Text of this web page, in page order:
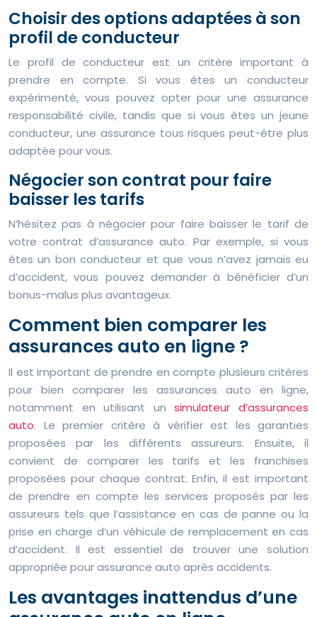
Choisir des options adaptées à son
profil de conducteur
Le profil de conducteur est un critère important à
prendre en compte. Si vous êtes un conducteur
expérimenté, vous pouvez opter pour une assurance
responsabilité civile, tandis que si vous êtes un jeune
conducteur, une assurance tous risques peut-être plus
adaptée pour vous.
Négocier son contrat pour faire
baisser les tarifs
N’hésitez pas à négocier pour faire baisser le tarif de
votre contrat d’assurance auto. Par exemple, si vous
êtes un bon conducteur et que vous n’avez jamais eu
d’accident, vous pouvez demander à bénéficier d’un
bonus-malus plus avantageux.
Comment bien comparer les
assurances auto en ligne ?
Il est important de prendre en compte plusieurs critères
pour bien comparer les assurances auto en ligne,
notamment en utilisant unsimulateur d’assurances
auto. Le premier critère à vérifier est les garanties
proposées par les différents assureurs. Ensuite, il
convient de comparer les tarifs et les franchises
proposées pour chaque contrat. Enfin, il est important
de prendre en compte les services proposés par les
assureurs tels que l’assistance en cas de panne ou la
prise en charge d’un véhicule de remplacement en cas
d’accident. Il est essentiel de trouver une solution
appropriée pour assurance auto après accidents.
Les avantages inattendus d’une